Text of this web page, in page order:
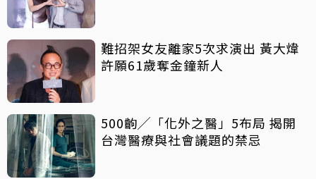
難招架女友離家5次求演出 黃大煒
許願61歲奪金鐘新人
500齣╱「化外之醫」5布局 揭開
台灣醫療與社會議題的禁忌